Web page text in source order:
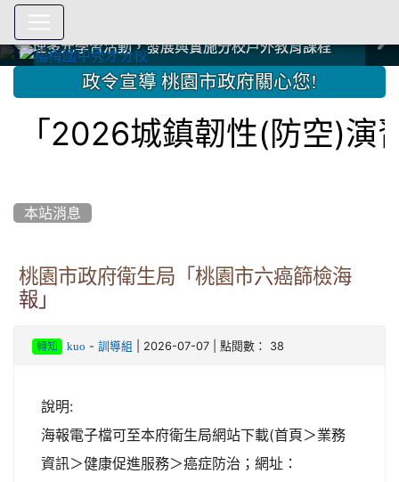
中國信託商業銀行 2023.04.22 愛傳球計畫
中國信託商業銀行 2023.04.22 愛傳球計畫
辦理多元學習活動，發展與實施分校戶外教育課程
辦理多元學習活動，發展與實施分校戶外教育課程
爭取社會資源，傳愛與溫暖：2024.3.19 桃園市家長會與桃
園女子美容商業童也工會義剪活動
爭取社會資源，傳愛與溫暖：2024.3.19 桃園市家長會與桃
園女子美容商業童也工會義剪活動
112學年度畢業學生與師長合照
112學年度畢業學生與師長合照
辦理多元學習活動，發展與實施分校戶外教育課程
辦理多元學習活動，發展與實施分校戶外教育課程
爭取社會資源，傳愛與溫暖：110.12.22 國際獅子會與本校
師生歲末感恩活動
爭取社會資源，傳愛與溫暖：110.12.22 國際獅子會與本校
師生歲末感恩活動
爭取社會資源，傳愛與溫暖：110.12.22 國際獅子會贈送本
校學生耶誕禮物
爭取社會資源，傳愛與溫暖：110.12.22 國際獅子會贈送本
校學生耶誕禮物
112.9.27參觀客家博覽會
112.9.27參觀客家博覽會
2023.12.27 國際獅子會贈送本校學生耶誕禮物
2023.12.27 國際獅子會贈送本校學生耶誕禮物
2023.12.27 國際獅子會贊助本校學生獎助學金
2023.12.27 國際獅子會贊助本校學生獎助學金
2023.12.27 聖誕感恩歌謠競賽；本校師生與國際獅子會獅
兄、師姐同樂
2023.12.27 聖誕感恩歌謠競賽；本校師生與國際獅子會獅
兄、師姐同樂
建置優質學習空間；合作互惠，建立良善公共關係
建置優質學習空間；合作互惠，建立良善公共關係
::: 政令宣導 桃園市政府關心您!
城鎮韌性(防空)演習
本站消息
桃園市政府衛生局「桃園市六癌篩檢海
報」
轉知 kuo - 訓導組 | 2026-07-07 | 點閱數： 38
說明:
海報電子檔可至本府衛生局網站下載(首頁＞業務
資訊＞健康促進服務＞癌症防治；網址：